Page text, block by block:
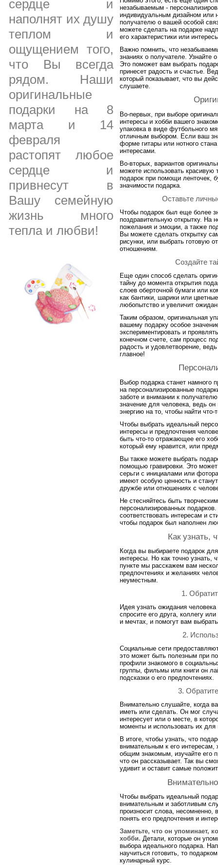
сердце и
наполнят их душу
теплом и
ощущением того,
что Вы всегда
рядом. Наши
оригинальные
подарки на 8
марта и 14
февраля
растопят любое
сердце и
привнесут в
Вашу семейную
жизнь много
тепла и любви!
незабываемым -
индивидуальным дизайном или
получателю о вашей особой
можете сделать на подарке
его характеристики или
Важно помнить, что
знаниях о получателе. Узнайте
Это поможет вам выбрать
принесет радость и счастье.
который показывает, что вы
слушаете.
Во-первых, при выборе
интересы и хобби вашего
упаковка в виде футбольного
отличным выбором. Если ваш
форме гитары или нотного
интересами.
Во-вторых, вариантов
можете использовать красивую
подарок при помощи ленточек,
значимости подарка.
Оставьте
Чтобы подарок был еще более
поздравительную открытку. На
пожелания и эмоции, а также
Вы можете сделать открытку
рисунки, или выбрать готовую
отношениям.
Создайте
Еще один способ сделать
тайну до момента открытия
слоев оберточной бумаги или
как бантики, шарики или
любопытство и увеличит
Таким образом, оригинальная
вашему подарку особое
экспериментировать и
конечном счете, сам процесс
радость и удовлетворение,
главное!
Выбор подарка станет намного
на персонализированные
заботе и внимании к
значение для человека, ведь
энергию на то, чтобы найти что-
Чтобы выбрать идеальный
интересы и предпочтения
быть что-то отражающее его
который ему нравится, или
Вы также можете выбрать
помощью гравировки. Это
серьги с инициалами или
имеют особую ценность и
дружбе или отношениях с
Не стесняйтесь быть
персонализированных
соответствовать интересам и
чтобы подарок был наполнен
Как узнать,
Когда вы выбираете подарок
интересы. Но как точно узнать,
пункте мы расскажем вам
предпочтениях и желаниях
неуместным.
1.
Идея узнать ожидания
спросите его друга, коллегу
и мечтах, и помогут вам
2.
Социальные сети
это может быть полезным при
профили знакомого в
группы, фильмы или книги он
подсказки о его предпочтениях.
3.
Внимательно слушайте, когда
иметь или сделать. Он мог
интересует или о месте, в
моменты и использовать их для
В итоге, чтобы узнать, что
внимательным к его
общим знакомым, изучайте его
что он рассказывает. Так вы
удивит и оставит самые
Чтобы выбрать идеальный
внимательным и заботливым
произносит слова, несомненно,
понять его предпочтения и
Заметьте, что он упоминает,
хобби. Детали, которые он
выбора идеального подарка.
научиться готовить, то
кулинарный курс.